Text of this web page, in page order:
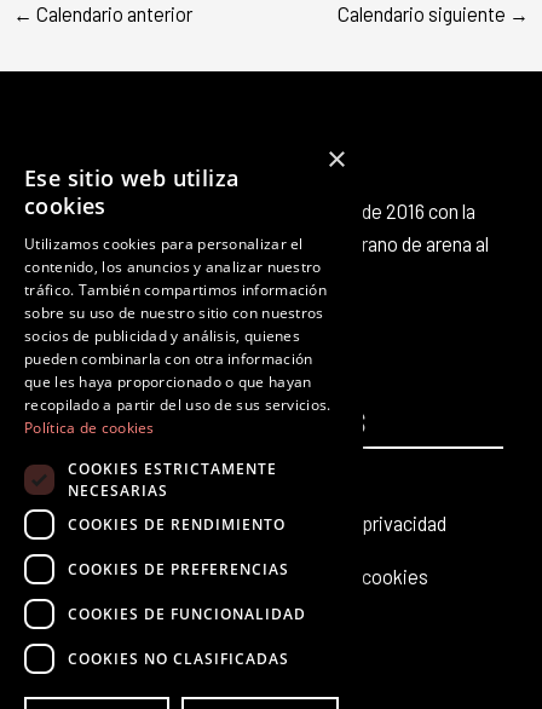
← Calendario anterior Calendario siguiente →
Octubre Producciones nace en octubre de 2016 con la
intención de aportar nuestro pequeño grano de arena al
panorama cultural existente.
F
a
c
e
b
o
k
T
w
i
t
t
r
I
n
s
t
a
r
m
Y
o
u
t
u
e
L
i
n
k
e
i
T
k
o
PÁGINAS
Inicio
Producciones teatrales
Últimas noticias
Contacto
LEGALES
Aviso legal
Política de privacidad
Política de cookies
×
Ese sitio web utiliza
cookies
Utilizamos cookies para personalizar el
contenido, los anuncios y analizar nuestro
tráfico. También compartimos información
sobre su uso de nuestro sitio con nuestros
socios de publicidad y análisis, quienes
pueden combinarla con otra información
que les haya proporcionado o que hayan
recopilado a partir del uso de sus servicios.
Política de cookies
COOKIES ESTRICTAMENTE
NECESARIAS
COOKIES DE RENDIMIENTO
COOKIES DE PREFERENCIAS
COOKIES DE FUNCIONALIDAD
COOKIES NO CLASIFICADAS